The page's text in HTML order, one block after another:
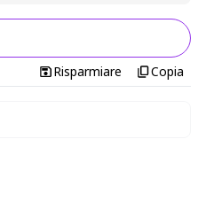
Risparmiare Copia